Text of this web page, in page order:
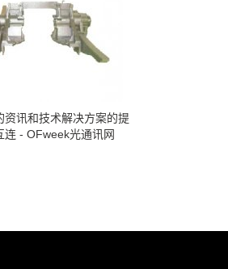
资讯和技术解决方案的提
连 - OFweek光通讯网